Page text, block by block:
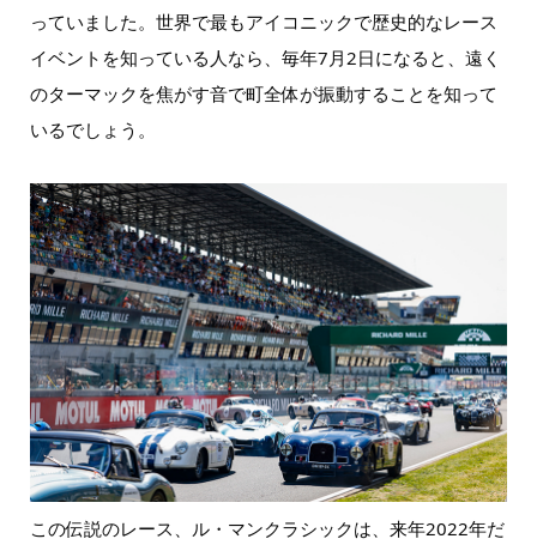
っていました。世界で最もアイコニックで歴史的なレース
イベントを知っている人なら、毎年7月2日になると、遠く
のターマックを焦がす音で町全体が振動することを知って
いるでしょう。
この伝説のレース、ル・マンクラシックは、来年2022年だ